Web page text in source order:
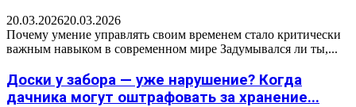
20.03.202620.03.2026
Почему умение управлять своим временем стало критически
важным навыком в современном мире Задумывался ли ты,...
Доски у забора — уже нарушение? Когда
дачника могут оштрафовать за хранение...